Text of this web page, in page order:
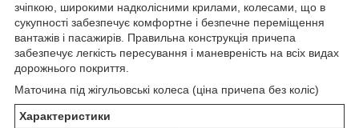
зчіпкою, широкими надколісними крилами, колесами, що в
сукупності забезпечує комфортне і безпечне переміщення
вантажів і пасажирів. Правильна конструкція причепа
забезпечує легкість пересування і маневреність на всіх видах
дорожнього покриття.
Маточина під жігульовські колеса (ціна причепа без коліс)
Характеристики